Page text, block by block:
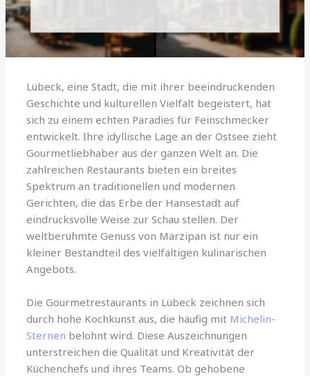
Lübeck, eine Stadt, die mit ihrer beeindruckenden
Geschichte und kulturellen Vielfalt begeistert, hat
sich zu einem echten Paradies für Feinschmecker
entwickelt. Ihre idyllische Lage an der Ostsee zieht
Gourmetliebhaber aus der ganzen Welt an. Die
zahlreichen Restaurants bieten ein breites
Spektrum an traditionellen und modernen
Gerichten, die das Erbe der Hansestadt auf
eindrucksvolle Weise zur Schau stellen. Der
weltberühmte Genuss von Marzipan ist nur ein
kleiner Bestandteil des vielfältigen kulinarischen
Angebots.
Die Gourmetrestaurants in Lübeck zeichnen sich
durch hohe Kochkunst aus, die häufig mit Michelin-
Sternen belohnt wird. Diese Auszeichnungen
unterstreichen die Qualität und Kreativität der
Küchenchefs und ihres Teams. Ob gehobene